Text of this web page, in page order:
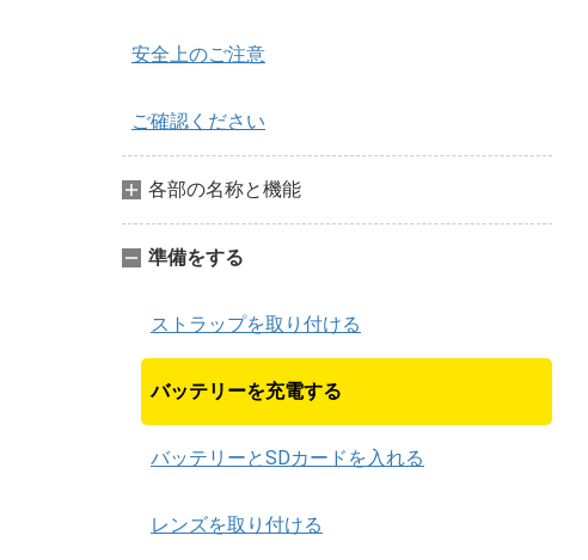
安全上のご注意
ご確認ください
各部の名称と機能
準備をする
ストラップを取り付ける
バッテリーを充電する
バッテリーとSDカードを入れる
レンズを取り付ける